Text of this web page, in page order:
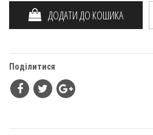
ДОДАТИ ДО КОШИКА
Поділитися